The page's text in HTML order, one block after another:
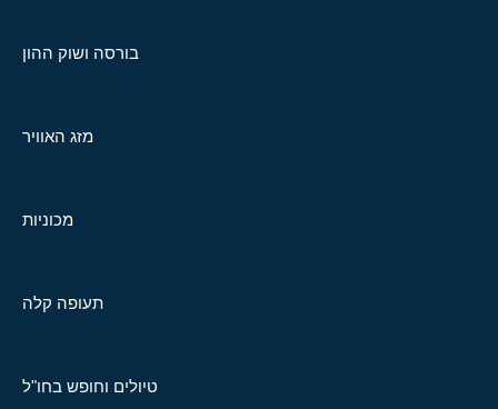
בורסה ושוק ההון
מזג האוויר
מכוניות
תעופה קלה
טיולים וחופש בחו"ל